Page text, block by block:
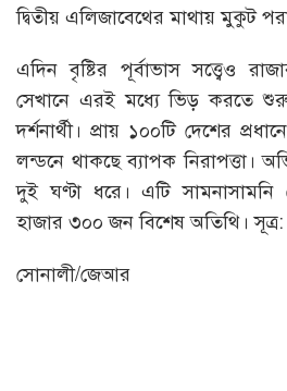
দ্বিতীয় এলিজাবেথের মাথায় মুকুট
এদিন বৃষ্টির পূর্বাভাস সত্ত্বেও
সেখানে এরই মধ্যে ভিড় করতে
দর্শনার্থী। প্রায় ১০০টি দেশের
লন্ডনে থাকছে ব্যাপক নিরাপত্তা।
দুই ঘণ্টা ধরে। এটি
হাজার ৩০০ জন বিশেষ অতিথি।
সোনালী/জেআর